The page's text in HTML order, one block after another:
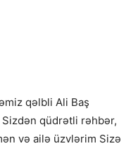
qəlbli Ali Baş
qüdrətli rəhbər,
və ailə üzvlərim Sizə